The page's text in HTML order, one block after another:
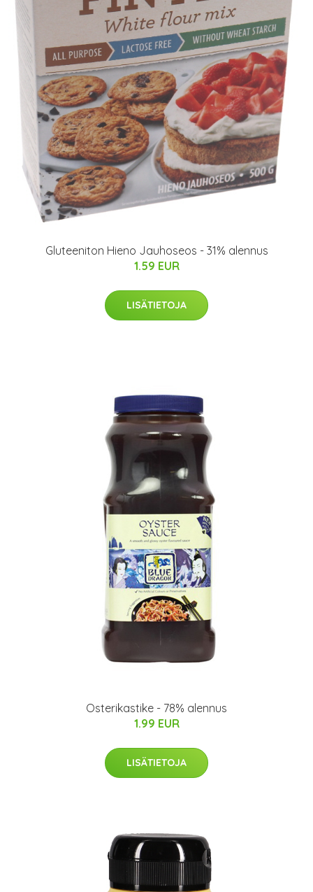
Gluteeniton Hieno Jauhoseos - 31% alennus
1.59 EUR
LISÄTIETOJA
Osterikastike - 78% alennus
1.99 EUR
LISÄTIETOJA